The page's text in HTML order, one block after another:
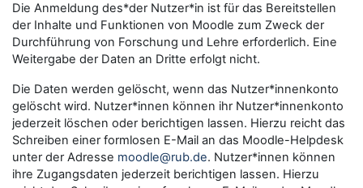
Die Anmeldung des*der Nutzer*in ist für das Bereitstellen
der Inhalte und Funktionen von Moodle zum Zweck der
Durchführung von Forschung und Lehre erforderlich. Eine
Weitergabe der Daten an Dritte erfolgt nicht.
Die Daten werden gelöscht, wenn das Nutzer*innenkonto
gelöscht wird. Nutzer*innen können ihr Nutzer*innenkonto
jederzeit löschen oder berichtigen lassen. Hierzu reicht das
Schreiben einer formlosen E-Mail an das Moodle-Helpdesk
unter der Adresse moodle@rub.de. Nutzer*innen können
ihre Zugangsdaten jederzeit berichtigen lassen. Hierzu